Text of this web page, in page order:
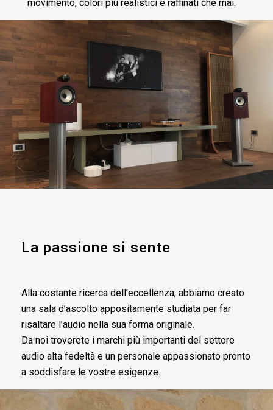
movimento, colori più realistici e raffinati che mai.
La passione si sente
Alla costante ricerca dell’eccellenza, abbiamo creato
una sala d’ascolto appositamente studiata per far
risaltare l’audio nella sua forma originale.
Da noi troverete i marchi più importanti del settore
audio alta fedeltà e un personale appassionato pronto
a soddisfare le vostre esigenze.